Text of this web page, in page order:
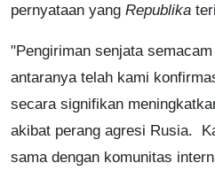
pernyataan yang Republika
"Pengiriman senjata
antaranya telah kami
secara signifikan
akibat perang agresi Rusia.
sama dengan komunitas